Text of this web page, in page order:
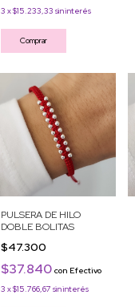
3 x$15.233,33 sin interés
Comprar
PULSERA DE HILO
DOBLE BOLITAS
$47.300
$37.840 con Efectivo
3 x$15.766,67 sin interés